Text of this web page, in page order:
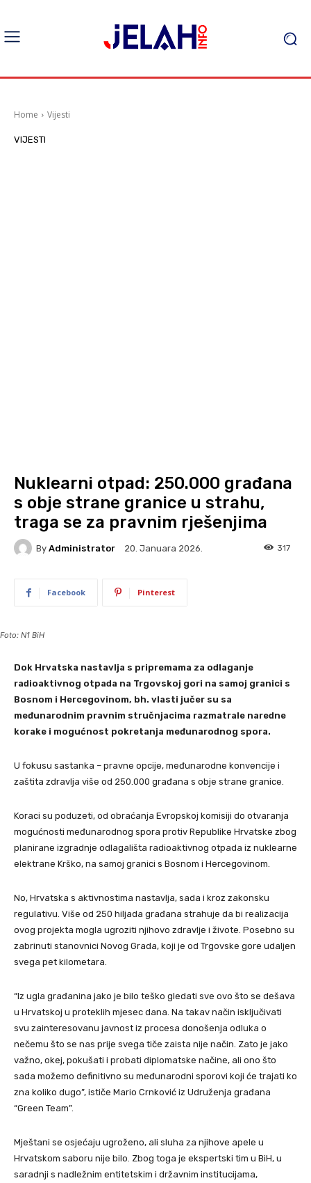
Home Vijesti
VIJESTI
Nuklearni otpad: 250.000 građana
s obje strane granice u strahu,
traga se za pravnim rješenjima
By Administrator 20. Januara 2026. 317
Facebook Pinterest
Foto: N1 BiH
Dok Hrvatska nastavlja s pripremama za odlaganje
radioaktivnog otpada na Trgovskoj gori na samoj granici s
Bosnom i Hercegovinom, bh. vlasti jučer su sa
međunarodnim pravnim stručnjacima razmatrale naredne
korake i mogućnost pokretanja međunarodnog spora.
U fokusu sastanka – pravne opcije, međunarodne konvencije i
zaštita zdravlja više od 250.000 građana s obje strane granice.
Koraci su poduzeti, od obraćanja Evropskoj komisiji do otvaranja
mogućnosti međunarodnog spora protiv Republike Hrvatske zbog
planirane izgradnje odlagališta radioaktivnog otpada iz nuklearne
elektrane Krško, na samoj granici s Bosnom i Hercegovinom.
No, Hrvatska s aktivnostima nastavlja, sada i kroz zakonsku
regulativu. Više od 250 hiljada građana strahuje da bi realizacija
ovog projekta mogla ugroziti njihovo zdravlje i živote. Posebno su
zabrinuti stanovnici Novog Grada, koji je od Trgovske gore udaljen
svega pet kilometara.
“Iz ugla građanina jako je bilo teško gledati sve ovo što se dešava
u Hrvatskoj u proteklih mjesec dana. Na takav način isključivati
svu zainteresovanu javnost iz procesa donošenja odluka o
nečemu što se nas prije svega tiče zaista nije način. Zato je jako
važno, okej, pokušati i probati diplomatske načine, ali ono što
sada možemo definitivno su međunarodni sporovi koji će trajati ko
zna koliko dugo”, ističe Mario Crnković iz Udruženja građana
“Green Team”.
Mještani se osjećaju ugroženo, ali sluha za njihove apele u
Hrvatskom saboru nije bilo. Zbog toga je ekspertski tim u BiH, u
saradnji s nadležnim entitetskim i državnim institucijama,